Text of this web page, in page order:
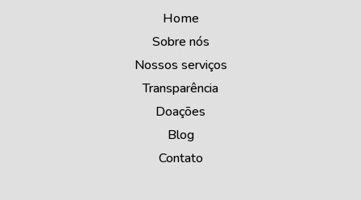
Home
Sobre nós
Nossos serviços
Transparência
Doações
Blog
Contato